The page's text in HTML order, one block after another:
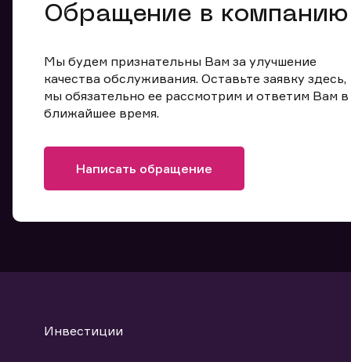
Обращение в компанию
Мы будем признательны Вам за улучшение
качества обслуживания. Оставьте заявку здесь,
мы обязательно ее рассмотрим и ответим Вам в
ближайшее время.
Написать обращение
Инвестиции